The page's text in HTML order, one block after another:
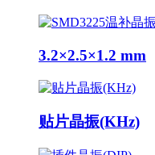
3.2×2.5×1.2 mm
贴片晶振(KHz)